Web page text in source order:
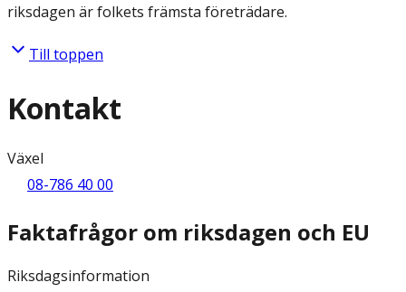
riksdagen är folkets främsta företrädare.
Till toppen
Kontakt
Växel
08-786 40 00
Faktafrågor om riksdagen och EU
Riksdagsinformation